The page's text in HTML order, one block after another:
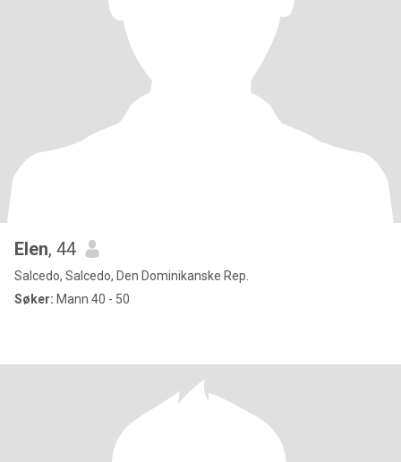
Elen, 44
Salcedo, Salcedo, Den Dominikanske Rep.
Søker: Mann 40 - 50